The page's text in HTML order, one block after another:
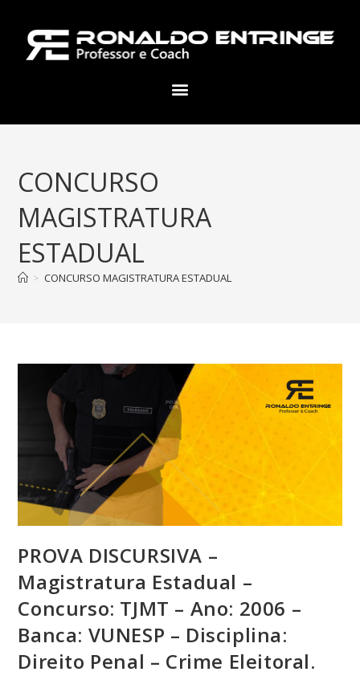
CONCURSO
MAGISTRATURA
ESTADUAL
> CONCURSO MAGISTRATURA ESTADUAL
PROVA DISCURSIVA –
Magistratura Estadual –
Concurso: TJMT – Ano: 2006 –
Banca: VUNESP – Disciplina:
Direito Penal – Crime Eleitoral.